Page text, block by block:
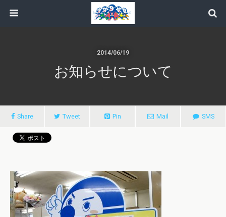
2014/06/19
お知らせについて
Share Tweet Pin Mail SMS